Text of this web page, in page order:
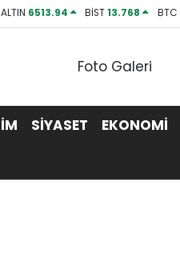
ALTIN 6513.94 BİST13.768 BTC
Foto Galeri
SİYASET EKONOMİ